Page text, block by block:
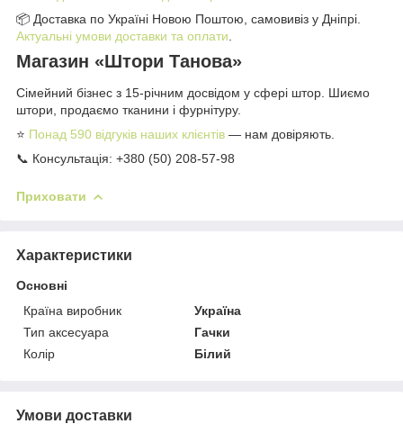
📦 Доставка по Україні Новою Поштою, самовивіз у Дніпрі.
Актуальні умови доставки та оплати
Магазин «Штори Танова»
Сімейний бізнес з 15-річним досвідом у сфері штор. Шиємо
штори, продаємо тканини і фурнітуру.
⭐ Понад 590 відгуків наших клієнтів — нам довіряють.
📞 Консультація: +380 (50) 208-57-98
Приховати
Характеристики
Основні
Країна виробник
Україна
Тип аксесуара
Гачки
Колір
Білий
Умови доставки